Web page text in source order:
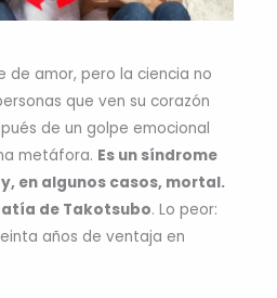
de amor, pero la ciencia no
que ven su corazón
de un golpe emocional
metáfora. Es un síndrome
en algunos casos, mortal.
de Takotsubo. Lo peor:
años de ventaja en